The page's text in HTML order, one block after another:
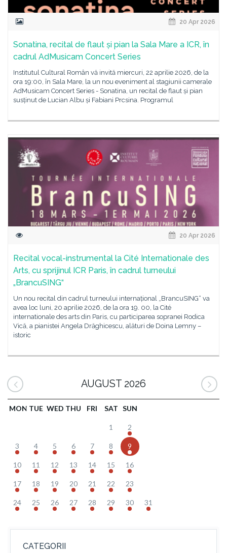
20 Apr 2026
Sonatina, recital de flaut și pian la Sala Mare a ICR, în
cadrul AdMusicam Concert Series
Institutul Cultural Român vă invită miercuri, 22 aprilie 2026, de la
ora 19:00, în Sala Mare, la un nou eveniment al stagiunii camerale
AdMusicam Concert Series - Sonatina, un recital de flaut și pian
susținut de Lucian Albu și Fabiani Prcsina. Programul
20 Apr 2026
Recital vocal-instrumental la Cité Internationale des
Arts, cu sprijinul ICR Paris, în cadrul turneului
„BrancuSING“
Un nou recital din cadrul turneului internațional „BrancuSING“ va
avea loc luni, 20 aprilie 2026, de la ora 19. 00, la Cité
internationale des arts din Paris, cu participarea sopranei Rodica
Vică, a pianistei Angela Drăghicescu, alături de Doina Lemny –
istoric
AUGUST 2026
MON TUE WED THU FRI SAT SUN
1 2
3 4 5 6 7 8 9
10 11 12 13 14 15 16
17 18 19 20 21 22 23
24 25 26 27 28 29 30 31
CATEGORII